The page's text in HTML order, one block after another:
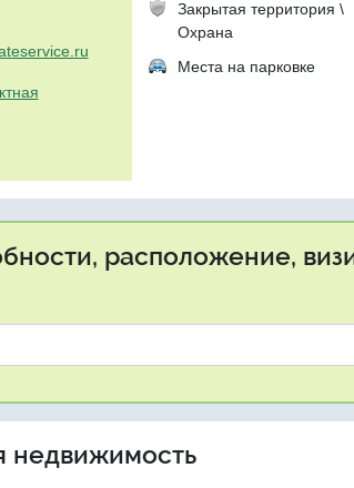
Закрытая территория \
Охрана
Места на парковке
расположение,
недвижимость